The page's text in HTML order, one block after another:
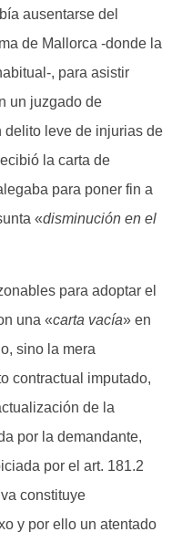
ausentarse del
de Mallorca -donde la
, para asistir
un juzgado de
delito leve de injurias de
la carta de
para poner fin a
«disminución en el
para adoptar el
una «carta vacía» en
sino la mera
contractual imputado,
de la
por la demandante,
por el art. 181.2
constituye
y por ello un atentado